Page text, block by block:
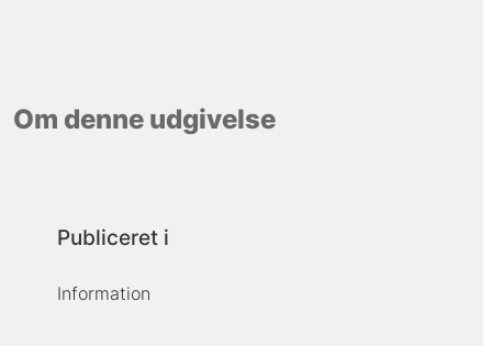
Om denne udgivelse
Publiceret i
Information